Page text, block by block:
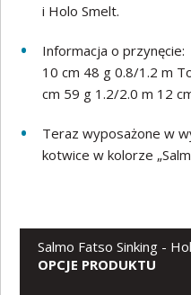
i Holo Smelt.
Informacja o przynęcie:
10 cm 48 g 0.8/1.2 m
cm 59 g 1.2/2.0 m 12
Teraz wyposażone w
kotwice w kolorze
Salmo Fatso Sinking -
OPCJE PRODUKTU